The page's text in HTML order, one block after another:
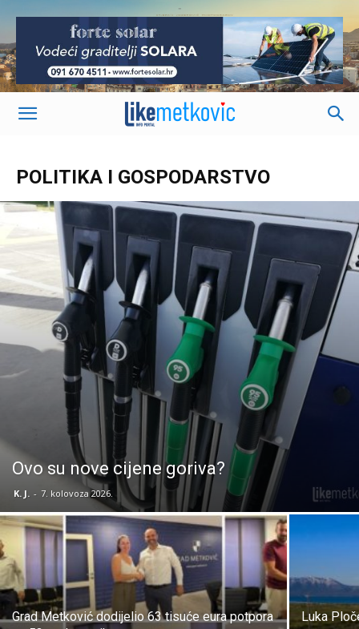
-
POLITIKA I GOSPODARSTVO
Ovo su nove cijene goriva?
K. J. - 7. kolovoza 2026.
Grad Metković dodijelio 63 tisuće eura potpora
Luka